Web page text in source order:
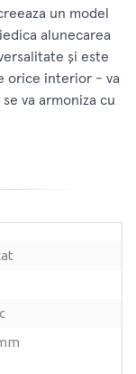
un model
alunecarea
și este
orice interior - va
va armoniza cu